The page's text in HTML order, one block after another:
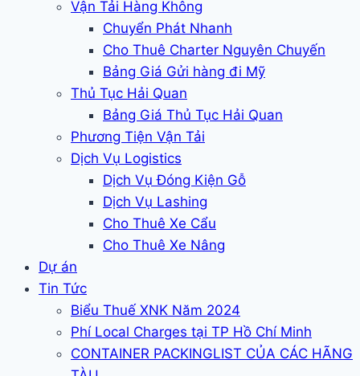
Vận Tải Hàng Không
Chuyển Phát Nhanh
Cho Thuê Charter Nguyên Chuyến
Bảng Giá Gửi hàng đi Mỹ
Thủ Tục Hải Quan
Bảng Giá Thủ Tục Hải Quan
Phương Tiện Vận Tải
Dịch Vụ Logistics
Dịch Vụ Đóng Kiện Gỗ
Dịch Vụ Lashing
Cho Thuê Xe Cẩu
Cho Thuê Xe Nâng
Dự án
Tin Tức
Biểu Thuế XNK Năm 2024
Phí Local Charges tại TP Hồ Chí Minh
CONTAINER PACKINGLIST CỦA CÁC HÃNG